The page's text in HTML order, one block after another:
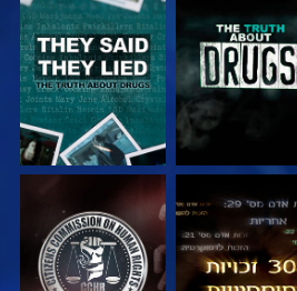
צפה צפה
צפה צפה